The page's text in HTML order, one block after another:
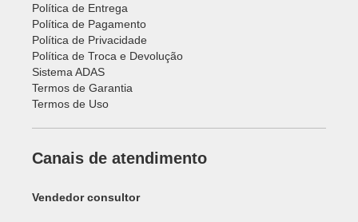
Política de Entrega
Política de Pagamento
Política de Privacidade
Política de Troca e Devolução
Sistema ADAS
Termos de Garantia
Termos de Uso
Canais de atendimento
Vendedor consultor